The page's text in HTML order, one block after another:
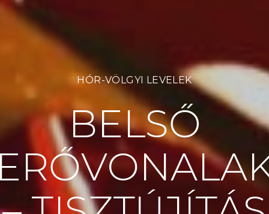
HÓR-VÖLGYI LEVELEK
BELSŐ